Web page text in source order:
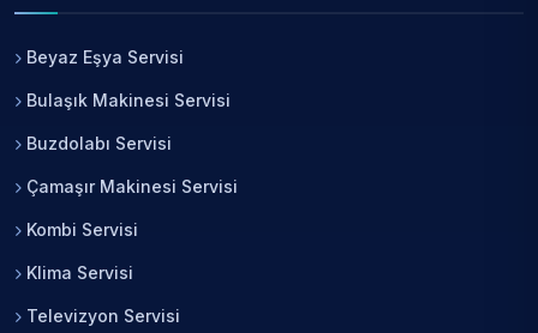
Beyaz Eşya Servisi
Bulaşık Makinesi Servisi
Buzdolabı Servisi
Çamaşır Makinesi Servisi
Kombi Servisi
Klima Servisi
Televizyon Servisi